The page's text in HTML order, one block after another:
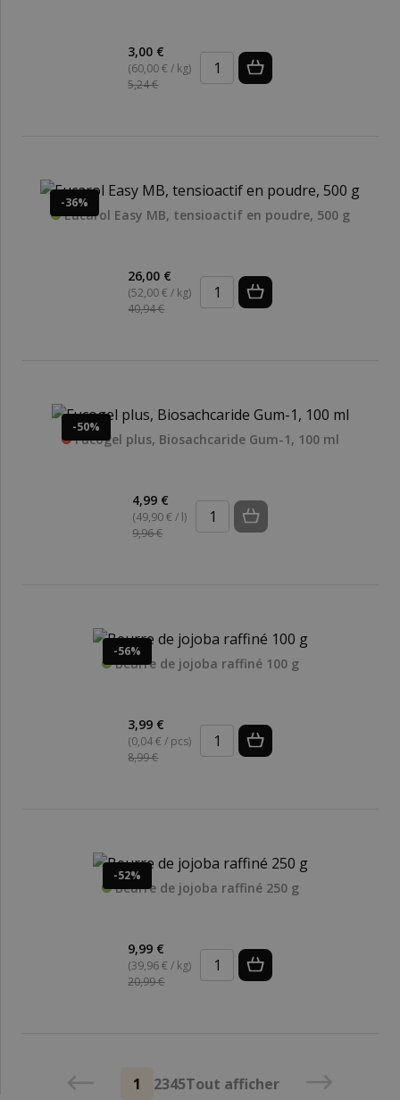
3,00 €
(60,00 € / kg)
5,24 €
-36%
Eucarol Easy MB, tensioactif en poudre, 500 g
26,00 €
(52,00 € / kg)
40,94 €
-50%
Fucogel plus, Biosachcaride Gum-1, 100 ml
4,99 €
(49,90 € / l)
9,96 €
-56%
Beurre de jojoba raffiné 100 g
3,99 €
(0,04 € / pcs)
8,99 €
-52%
Beurre de jojoba raffiné 250 g
9,99 €
(39,96 € / kg)
20,99 €
1 2345Tout afficher